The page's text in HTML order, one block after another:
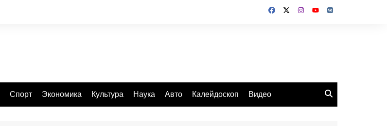
Спорт Экономика Культура Наука Авто Калейдоскоп Видео